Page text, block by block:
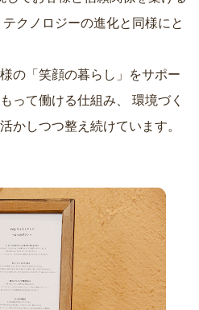
の「笑顔の暮らし」をサポー
って働ける仕組み、
かしつつ整え続けています。